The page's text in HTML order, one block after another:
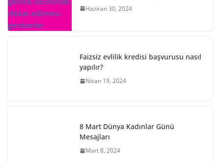
Haziran 30, 2024
Faizsiz evlilik kredisi başvurusu nasıl
yapılır?
Nisan 19, 2024
8 Mart Dünya Kadınlar Günü
Mesajları
Mart 8, 2024